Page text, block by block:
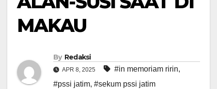
MAKAU
By Redaksi
APR 8, 2025 #in memoriam ririn,
#pssi jatim, #sekum pssi jatim